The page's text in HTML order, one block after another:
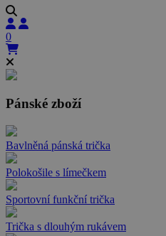
0
Pánské zboží
Bavlněná pánská trička
Polokošile s límečkem
Sportovní funkční trička
Trička s dlouhým rukávem